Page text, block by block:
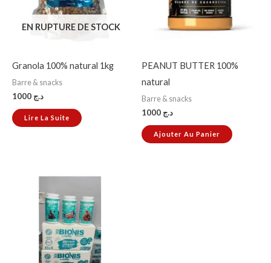
EN RUPTURE DE STOCK
Granola 100% natural 1kg
Barre & snacks
د.ج
Lire La Suite
PEANUT BUTTER 100%
natural
Barre & snacks
د.ج
Ajouter Au Panier